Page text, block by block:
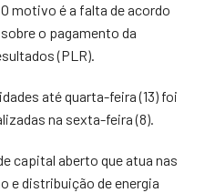
motivo é a falta de acordo
o pagamento da
(PLR).
até quarta-feira (13) foi
na sexta-feira (8).
capital aberto que atua nas
e distribuição de energia